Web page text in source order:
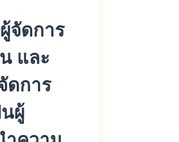
จัดการ
และ
ดการ
ผู้